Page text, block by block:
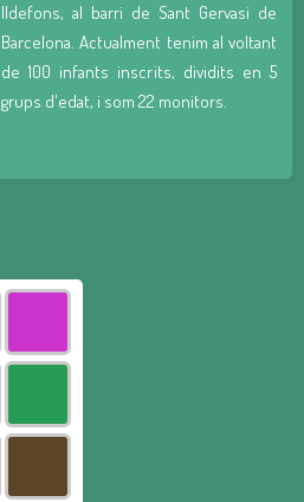
Ildefons, al barri de Sant Gervasi de
Barcelona. Actualment tenim al voltant
de 100 infants inscrits, dividits en 5
grups d'edat, i som 22 monitors.